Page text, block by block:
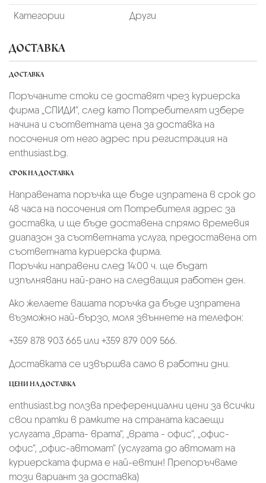
Категории
Други
ДОСТАВКА
ДОСТАВКА
Поръчаните стоки се доставят чрез куриерскa
фирмa „СПИДИ“, след като Потребителят избере
начина и съответната цена за доставка на
посочения от него адрес при регистрация на
enthusiast.bg.
СРОК НА ДОСТАВКА
Направената поръчка ще бъде изпратена в срок до
48 часа на посочения от Потребителя адрес за
доставка, и ще бъде доставена спрямо времевия
диапазон за съответната услуга, предоставена от
съответната куриерска фирма.
Поръчки направени след 14:00 ч. ще бъдат
изпълнявани най-рано на следващия работен ден.
Ако желаете вашата поръчка да бъде изпратена
възможно най-бързо, моля звъннете на телефон:
+359 878 903 665 или +359 879 009 566.
Доставката се извършва само в работни дни.
ЦЕНИ НА ДОСТАВКА
enthusiast.bg ползва преференциални цени за всички
свои пратки в рамките на страната касаещи
услугата „врата- врата“, „врата - офис“, „oфис-
офис“, „офис-автомат“ (услугата до автомат на
куриерската фирма е най-евтин! Препоръчваме
този вариант за доставка)